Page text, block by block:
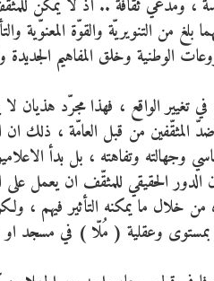
، ومدّعي ثقافة .. اذ لا يمكن
من التنويريّة والقوّة المعنوّية
الوطنية وخلق المفاهيم الجديدة
في تغيير الواقع ، فهذا مجرّد هذيان
المثقّفين من قبل العامّة ، ذلك ان
وتفاهته ، بل بدأ
الدور الحقيقي للمثقّف ان يعمل على
من خلال ما يمكنه التأثير فيهم ،
وعقلية ( مُلّا ) في مسجد او